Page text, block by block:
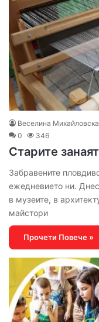
Веселина Михайловска
0
346
Старите
Забравените
ежедневието ни.
в музеите, в
майстори
Прочети Повече »